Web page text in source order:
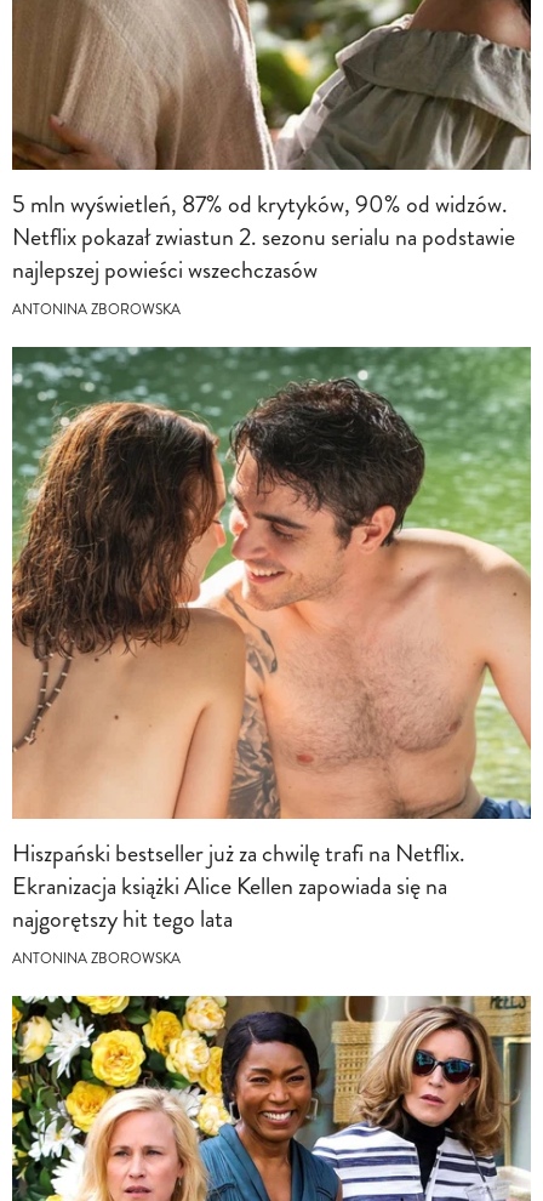
5 mln wyświetleń, 87% od krytyków, 90% od widzów.
Netflix pokazał zwiastun 2. sezonu serialu na podstawie
najlepszej powieści wszechczasów
ANTONINA ZBOROWSKA
Hiszpański bestseller już za chwilę trafi na Netflix.
Ekranizacja książki Alice Kellen zapowiada się na
najgorętszy hit tego lata
ANTONINA ZBOROWSKA